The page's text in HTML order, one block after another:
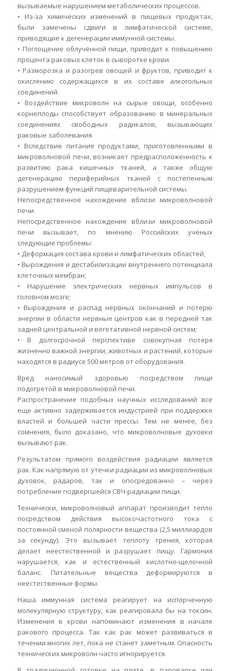
вызываемые нарушением метаболических процессов.
• Из-за химических изменений в пищевых продуктах,
были замечены сдвиги в лимфатической системе,
приводящие к дегенерации иммунной системы.
• Поглощение облучённой пищи, приводит к повышению
процента раковых клеток в сыворотке крови.
• Разморозка и разогрев овощей и фруктов, приводит к
окислению содержащихся в их составе алкогольных
соединений.
• Воздействие микроволн на сырые овощи, особенно
корнеплоды способствует образованию в минеральных
соединениях свободных радикалов, вызывающих
раковые заболевания.
• Вследствие питания продуктами, приготовленными в
микроволновой печи, возникает предрасположенность к
развитию рака кишечных тканей, а также общую
дегенерацию периферийных тканей с постепенным
разрушением функций пищеварительной системы.
Непосредственное нахождение вблизи микроволновой
печи
Непосредственное нахождение вблизи микроволновой
печи вызывает, по мнению Российских учёных
следующие проблемы:
• Деформация состава крови и лимфатических областей;
• Вырождения и дестабилизации внутреннего потенциала
клеточных мембран;
• Нарушение электрических нервных импульсов в
головном мозге;
• Вырождения и распад нервных окончаний и потерю
энергии в области нервные центров как в передней так
задней центральной и вегетативной нервной систем;
• В долгосрочной перспективе совокупная потеря
жизненно важной энергии, животных и растений, которые
находятся в радиусе 500 метров от оборудования.
Вред наносимый здоровью посредством пищи
подогретой в микроволновой печи.
Распространение подобных научных исследований все
еще активно задерживается индустрией при поддержке
властей и большей части прессы. Тем не менее, без
сомнения, было доказано, что микроволновые духовки
вызывают рак.
Результатом прямого воздействия радиации является
рак. Как напрямую от утечки радиации из микроволновых
духовок, радаров, так и опосредованно – через
потребление подвергшейся СВЧ-радиации пищи.
Технически, микроволновый аппарат производит тепло
посредством действия высокочастотного тока с
постоянной сменой полярности вещества (2,5 миллиардов
за секунду). Это вызывает теплоту трения, которая
делает неестественной и разрушает пищу. Гармония
нарушается, как и естественный кислотно-щелочной
баланс. Питательные вещества деформируются в
неестественные формы.
Наша иммунная система реагирует на испорченную
молекулярную структуру, как реагировала бы на токсин.
Изменения в крови напоминают изменения в начале
ракового процесса. Так как рак может развиваться в
течении многих лет, пока не станет заметным. Опасность
технических микроволн часто игнорируется.